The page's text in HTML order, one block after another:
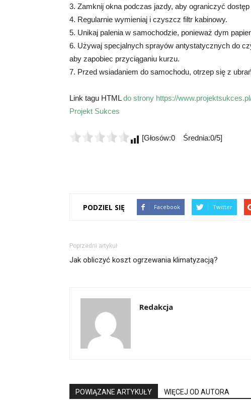
3. Zamknij okna podczas jazdy, aby ograniczyć dostęp
4. Regularnie wymieniaj i czyszcz filtr kabinowy.
5. Unikaj palenia w samochodzie, ponieważ dym
6. Używaj specjalnych sprayów antystatycznych do
aby zapobiec przyciąganiu kurzu.
7. Przed wsiadaniem do samochodu, otrzep się z
Link tagu HTMLdo strony https://
Projekt Sukces
[Głosów:0 Średnia:0/5]
PODZIEL SIĘ Facebook Twitter
Poprzedni artykuł
Jak obliczyć koszt ogrzewania klimatyzacją?
Redakcja
POWIĄZANE ARTYKUŁY WIĘCEJ OD AUTORA